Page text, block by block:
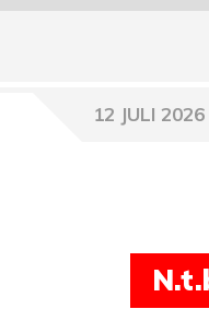
12 JULI 2026